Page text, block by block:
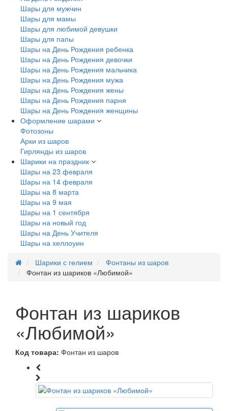
Шары для мужчин
Шары для мамы
Шары для любимой девушки
Шары для папы
Шары на День Рождения ребенка
Шары на День Рождения девочки
Шары на День Рождения мальчика
Шары на День Рождения мужа
Шары на День Рождения жены
Шары на День Рождения парня
Шары на День Рождения женщины
Оформление шарами
Фотозоны
Арки из шаров
Гирлянды из шаров
Шарики на праздник
Шары на 23 февраля
Шары на 14 февраля
Шары на 8 марта
Шары на 9 мая
Шары на 1 сентября
Шары на новый год
Шары на День Учителя
Шары на хеллоуин
Шарики с гелием
Фонтаны из шаров
Фонтан из шариков «Любимой»
Фонтан из шариков
«Любимой»
Код товара: Фонтан из шаров